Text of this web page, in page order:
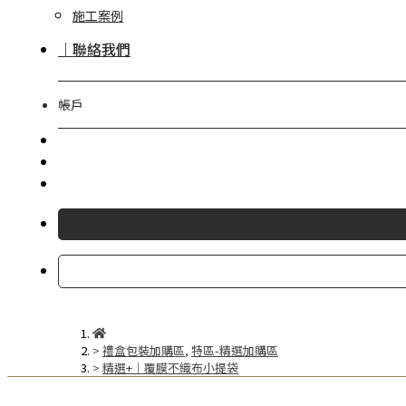
施工案例
｜聯絡我們
帳戶
禮盒包裝加購區, 特區-精選加購區
精選+｜覆膜不織布小提袋